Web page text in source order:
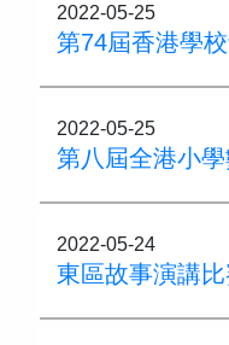
2022-05-25
第74屆香港學
2022-05-25
第八屆全港小
2022-05-24
東區故事演講